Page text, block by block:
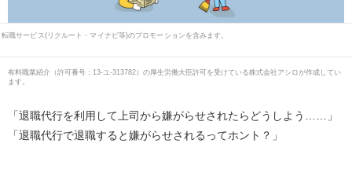
転職サービス(リクルート・マイナビ等)のプロモーションを含みます。
有料職業紹介（許可番号：13-ユ-313782）の厚生労働大臣許可を受けている株式会社アシロが作成してい
ます。
「退職代行を利用して上司から嫌がらせされたらどうしよう
」
「退職代行で退職すると嫌がらせされるってホント？」